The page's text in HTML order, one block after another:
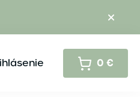
0 €